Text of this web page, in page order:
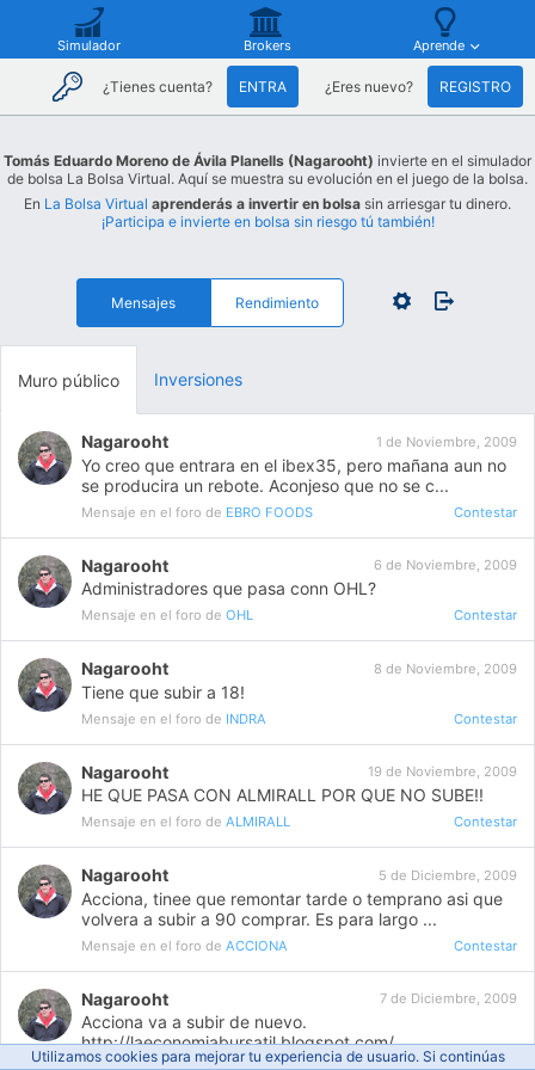
Simulador Brokers Aprende
¿Tienes cuenta? ENTRA ¿Eres nuevo? REGISTRO
Tomás Eduardo Moreno de Ávila Planells (Nagarooht) invierte en el simulador
de bolsa La Bolsa Virtual. Aquí se muestra su evolución en el juego de la bolsa.
En La Bolsa Virtual aprenderás a invertir en bolsa sin arriesgar tu dinero.
¡Participa e invierte en bolsa sin riesgo tú también!
Mensajes Rendimiento
Muro público Inversiones
Nagarooht 1 de Noviembre, 2009
Yo creo que entrara en el ibex35, pero mañana aun no
se producira un rebote. Aconjeso que no se c...
Mensaje en el foro de EBRO FOODS Contestar
Nagarooht 6 de Noviembre, 2009
Administradores que pasa conn OHL?
Mensaje en el foro deOHL Contestar
Nagarooht 8 de Noviembre, 2009
Tiene que subir a 18!
Mensaje en el foro de INDRA Contestar
Nagarooht 19 de Noviembre, 2009
HE QUE PASA CON ALMIRALL POR QUE NO SUBE!!
Mensaje en el foro deALMIRALL Contestar
Nagarooht 5 de Diciembre, 2009
Acciona, tinee que remontar tarde o temprano asi que
volvera a subir a 90 comprar. Es para largo ...
Mensaje en el foro deACCIONA Contestar
Nagarooht 7 de Diciembre, 2009
Acciona va a subir de nuevo.
http://laeconomiabursatil.blogspot.com/
Utilizamos cookies para mejorar tu experiencia de usuario. Si continúas